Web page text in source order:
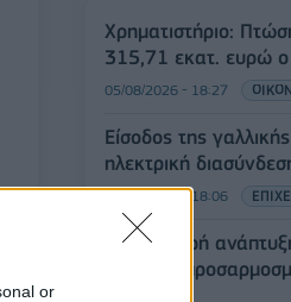
or
Χρηματιστήριο:
315,71 εκατ. ευρώ ο
05/08/2026 - 18:27
Είσοδος της
ηλεκτρική
05/08/2026 - 18:06
ΔΕΗ: Ισχυρή
2026 με